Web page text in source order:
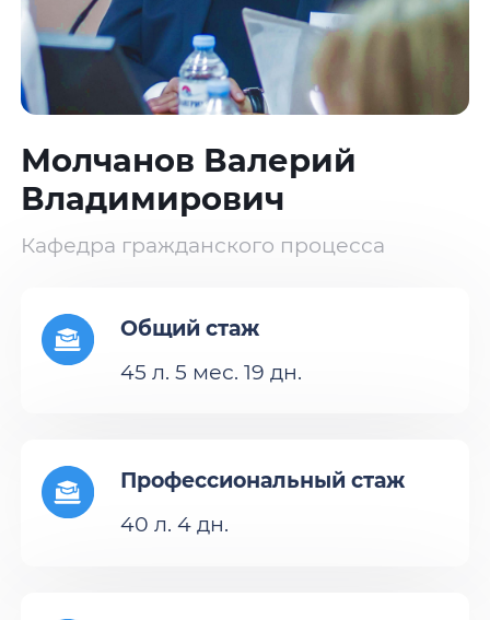
Молчанов Валерий
Владимирович
Кафедра гражданского процесса
Общий стаж
45 л. 5 мес. 19 дн.
Профессиональный стаж
40 л. 4 дн.